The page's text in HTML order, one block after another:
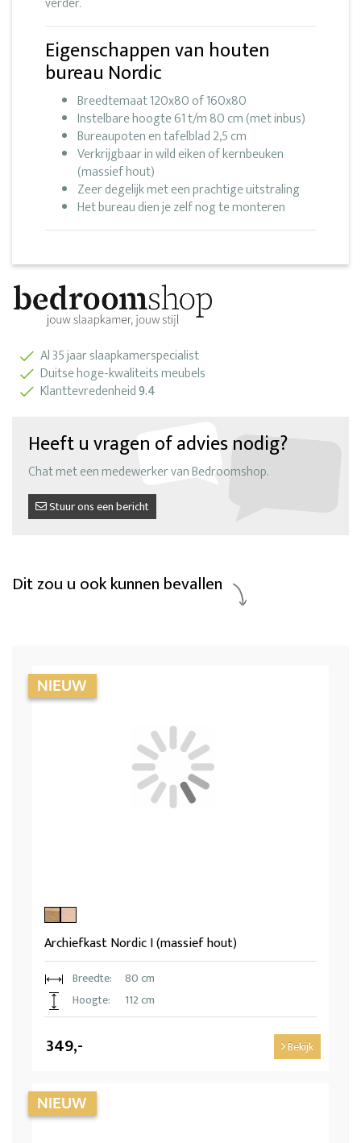
Eigenschappen van houten
bureau Nordic
Breedtemaat 120x80 of 160x80
Instelbare hoogte 61 t/m 80 cm (met inbus)
Bureaupoten en tafelblad 2,5 cm
Verkrijgbaar in wild eiken of kernbeuken
(massief hout)
Zeer degelijk met een prachtige uitstraling
Het bureau dien je zelf nog te monteren
Al 35 jaar slaapkamerspecialist
Duitse hoge-kwaliteits meubels
Klanttevredenheid9.4
Heeft u vragen of advies nodig?
Chat met een medewerker van Bedroomshop.
Stuur ons een bericht
Dit zou u ook kunnen bevallen
Archiefkast Nordic I (massief hout)
Breedte:
80 cm
Hoogte:
112 cm
349,- Bekijk